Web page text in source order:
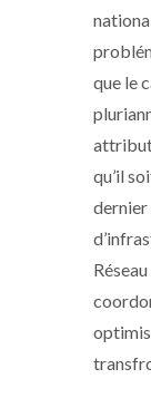
que le
qu’il
dernier